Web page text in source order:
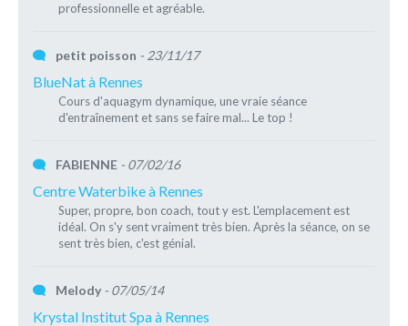
professionnelle et agréable.
petit poisson - 23/11/17
BlueNat à Rennes
Cours d'aquagym dynamique, une vraie séance
d'entraînement et sans se faire mal... Le top !
FABIENNE - 07/02/16
Centre Waterbike à Rennes
Super, propre, bon coach, tout y est. L'emplacement est
idéal. On s'y sent vraiment très bien. Après la séance, on se
sent très bien, c'est génial.
Melody - 07/05/14
Krystal Institut Spa à Rennes